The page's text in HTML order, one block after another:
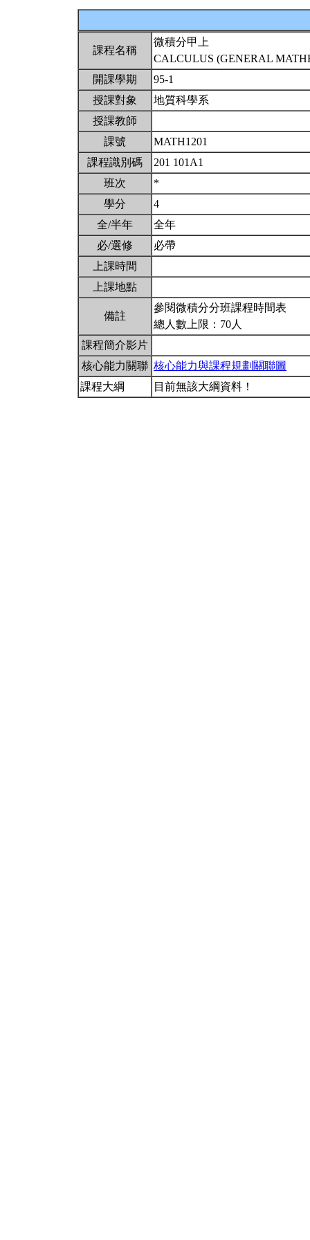
課程名稱
微積分甲上
CALCULUS (GENERAL
開課學期
95-1
授課對象
地質科學系
授課教師
課號
MATH1201
課程識別碼
201 101A1
班次
*
學分
4
全/半年
全年
必/選修
必帶
上課時間
上課地點
備註
參閱微積分分班課程時間表
總人數上限：70人
課程簡介影片
核心能力關聯 核心能力與課程規劃關聯圖
課程大綱
目前無該大綱資料！